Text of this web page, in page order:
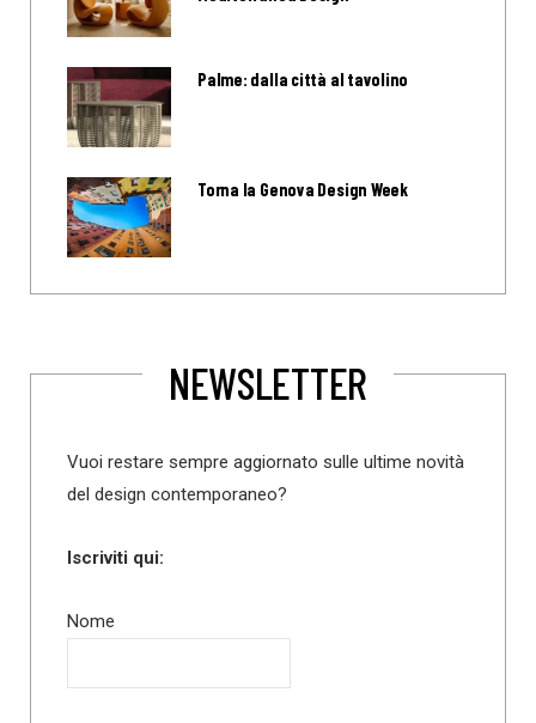
Palme: dalla città al tavolino
Torna la Genova Design Week
NEWSLETTER
Vuoi restare sempre aggiornato sulle ultime novità
del design contemporaneo?
Iscriviti qui:
Nome